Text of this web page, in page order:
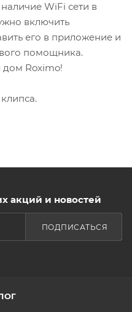
WiFi сети в
включить
его в приложение и
помощника.
Roximo!
акций и новостей
ПОДПИСАТЬСЯ